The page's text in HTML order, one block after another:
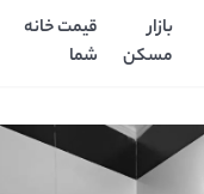
بازار
مسکن
قیمت خانه
شما